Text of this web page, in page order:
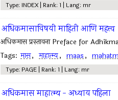
Type: INDEX | Rank: 1 | Lang: mr
अधिकमासाविषयी माहिती आणि महत्त्व
अधिकमास प्रस्तावना Preface for
Tags: मास, माहात्म्य, maas,
Type: PAGE | Rank: 1 | Lang: mr
अधिकमास माहात्म्य - अध्याय पहिला